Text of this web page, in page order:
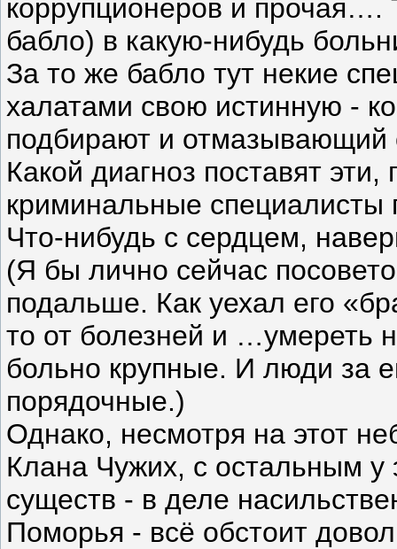
коррупционеров и прочая….
бабло) в какую-нибудь
За то же бабло тут некие
халатами свою истинную -
подбирают и отмазывающий
Какой диагноз поставят
криминальные
Что-нибудь с сердцем,
(Я бы лично сейчас
подальше. Как уехал его
то от болезней и …умереть
больно крупные. И люди за
порядочные.)
Однако, несмотря на этот
Клана Чужих, с остальным у
существ - в деле
Поморья - всё обстоит